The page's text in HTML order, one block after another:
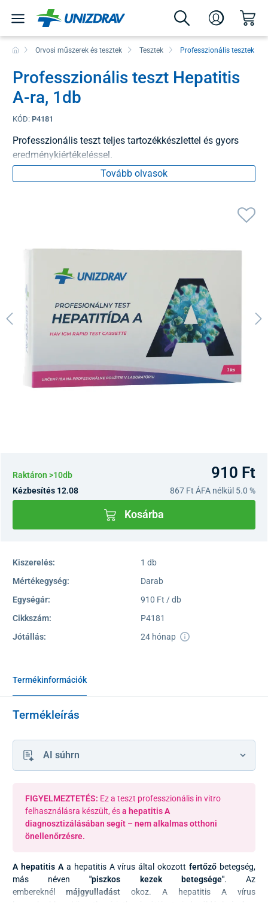
Orvosi műszerek és tesztek Tesztek Professzionális tesztek
Professzionális teszt Hepatitis
A-ra, 1db
KÓD: P4181
Professzionális teszt teljes tartozékkészlettel és gyors
eredménykiértékeléssel.
Tovább olvasok
Raktáron >10db 910 Ft
Kézbesítés 12.08 867 Ft ÁFA nélkül 5.0 %
Kosárba
Kiszerelés:
1 db
Mértékegység:
Darab
Egységár:
910 Ft / db
Cikkszám:
P4181
Jótállás:
24 hónap
Termékinformációk
Termékleírás
AI súhrn
FIGYELMEZTETÉS: Ez a teszt professzionális in vitro
felhasználásra készült, ésa hepatitis A
diagnosztizálásában segít – nem alkalmas otthoni
önellenőrzésre.
A hepatitis Aa hepatitis A vírus által okozottfertőző betegség,
más néven"piszkos kezek betegsége". Az
embereknél májgyulladást okoz. A hepatitis A vírus